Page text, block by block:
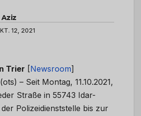
Aziz
12, 2021
Trier [Newsroom]
– Seit Montag, 11.10.2021,
Straße in 55743 Idar-
Polizeidienststelle bis zur